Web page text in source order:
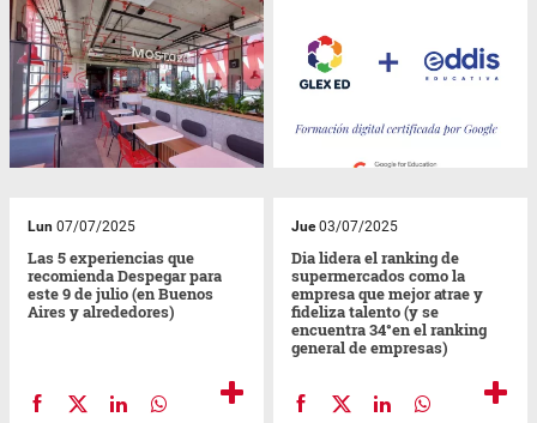
Lun 07/07/2025
Las 5 experiencias que
recomienda Despegar para
este 9 de julio (en Buenos
Aires y alrededores)
Jue03/07/2025
Dia lidera el ranking de
supermercados como la
empresa que mejor atrae y
fideliza talento (y se
encuentra 34°en el ranking
general de empresas)